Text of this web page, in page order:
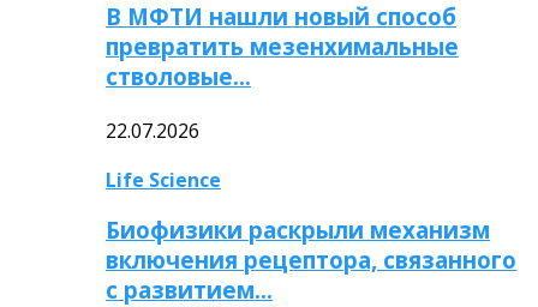
В МФТИ нашли новый способ
превратить мезенхимальные
стволовые…
22.07.2026
Life Science
Биофизики раскрыли механизм
включения рецептора, связанного
с развитием…